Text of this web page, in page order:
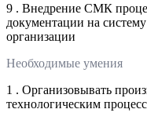
9 . Внедрение СМК
документации на
организации
Необходимые умения
1 . Организовывать
технологическим